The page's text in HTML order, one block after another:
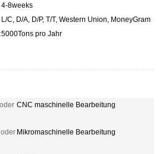
4-8weeks
L/C, D/A, D/P, T/T, Western Union, MoneyGram
5000Tons pro Jahr
CNC maschinelle Bearbeitung
Mikromaschinelle Bearbeitung